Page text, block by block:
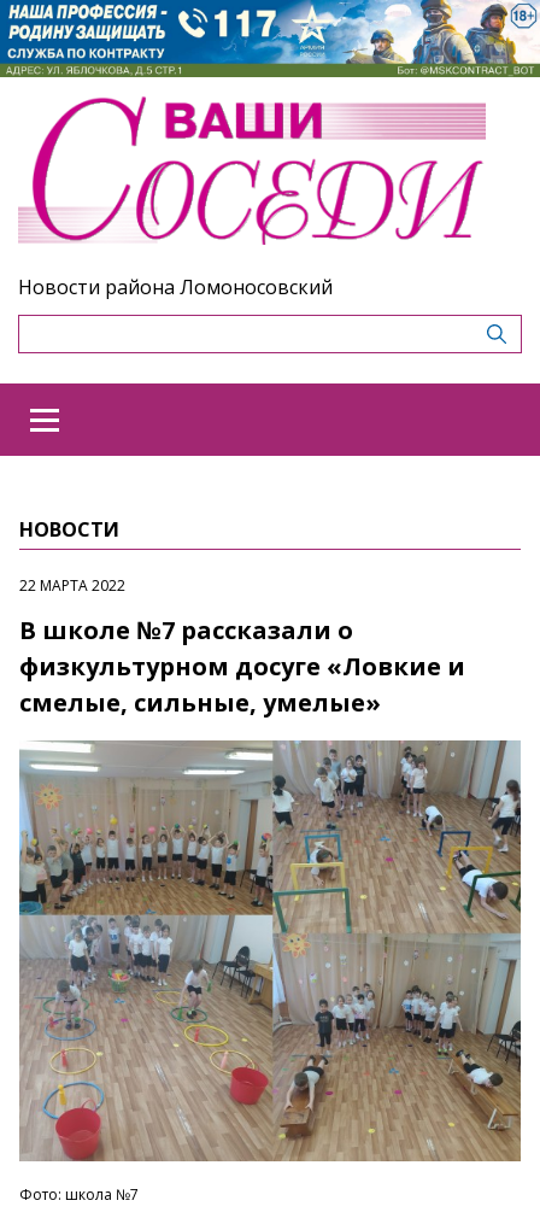
Новости района Ломоносовский
НОВОСТИ
22 МАРТА 2022
В школе №7 рассказали о
физкультурном досуге «Ловкие и
смелые, сильные, умелые»
Фото: школа №7